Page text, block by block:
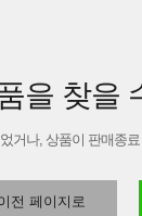
을 찾을
거나, 상품이 판매종
전 페이지로